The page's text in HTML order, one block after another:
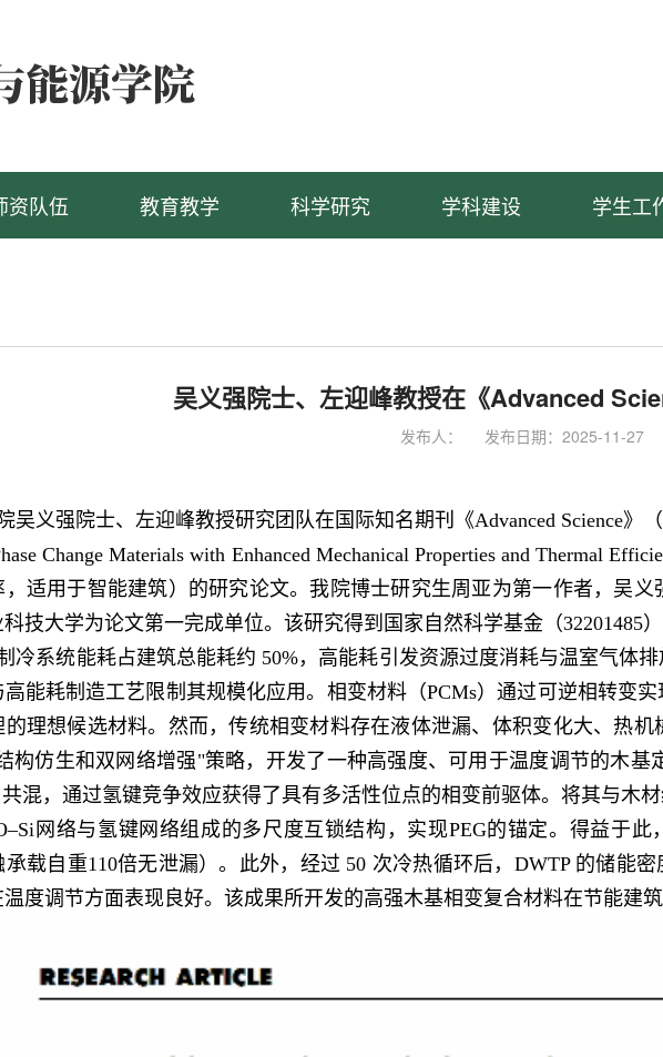
资队伍 教育教学 科学研究 学科建设 学生工
吴义强院士、左迎峰教授在《Advanced
发布人： 发布日期：2025-11-27
吴义强院士、左迎峰教授研究团队在国际知名期刊《Advanced Science》
Change Materials with Enhanced Mechanical Properties and Thermal
适用于智能建筑）的研究论文。我院博士研究生周亚为第一作者，吴
技大学为论文第一完成单位。该研究得到国家自然科学基金（32201485
冷系统能耗占建筑总能耗约 50%，高能耗引发资源过度消耗与温室气体
能耗制造工艺限制其规模化应用。相变材料（PCMs）通过可逆相转变
理想候选材料。然而，传统相变材料存在液体泄漏、体积变化大、热
构仿生和双网络增强"策略，开发了一种高强度、可用于温度调节的木基
共混，通过氢键竞争效应获得了具有多活性位点的相变前驱体。将其与木
网络与氢键网络组成的多尺度互锁结构，实现PEG的锚定。得益于
承载自重110倍无泄漏）。此外，经过 50 次冷热循环后，DWTP 的储能
度调节方面表现良好。该成果所开发的高强木基相变复合材料在节能建